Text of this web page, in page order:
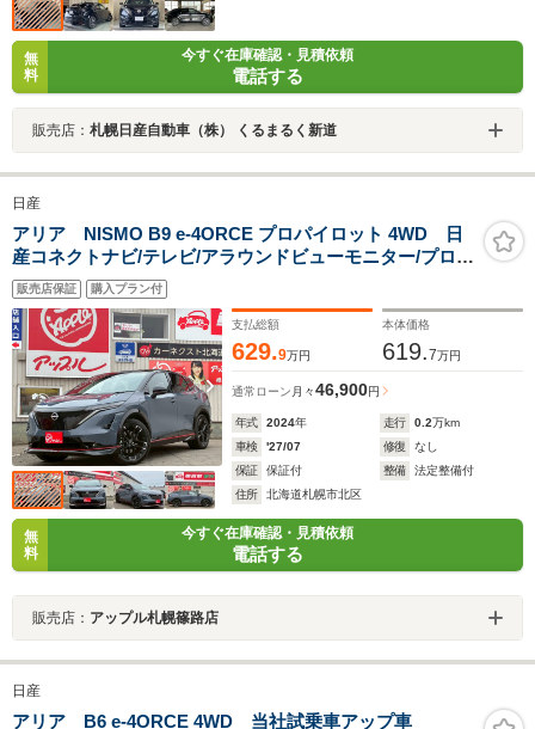
無
料
今すぐ在庫確認・見積依頼
電話する
販売店： 札幌日産自動車（株） くるまるく新道
日産
アリア NISMO B9 e-4ORCE プロパイロット 4WD 日
産コネクトナビ/テレビ/アラウンドビューモニター/プロパ
イロット/専用チューニングコンピューター/専用e-4ORCE
制御/デジタルインナーミラー/パワーシート/パワーバック
ドア/全席シートヒーター
販売店保証 購入プラン付
支払総額
629.9万円
本体価格
619.7万円
通常ローン 月々46,900円
年式 2024年 走行 0.2万km
車検
'27/07 修復
なし
保証
保証付 整備
法定整備付
住所
北海道札幌市北区
無
料
今すぐ在庫確認・見積依頼
電話する
販売店： アップル札幌篠路店
日産
アリア B6 e-4ORCE 4WD 当社試乗車アップ車